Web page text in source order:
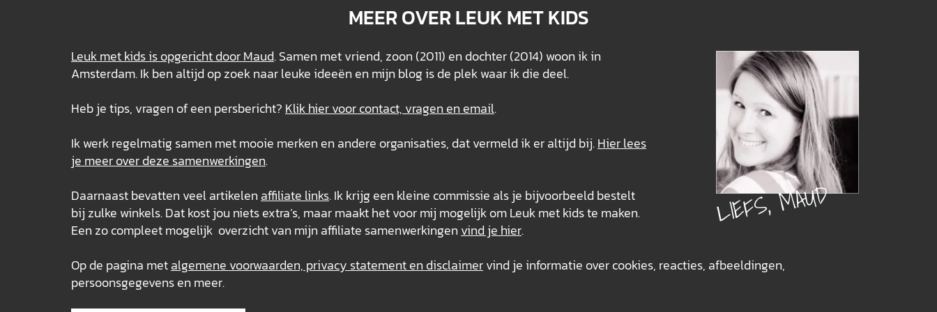
MEER OVER LEUK MET KIDS
LIEFS, MAUD
Leuk met kids is opgericht door Maud. Samen met vriend, zoon (2011) en dochter (2014) woon ik in
Amsterdam. Ik ben altijd op zoek naar leuke ideeën en mijn blog is de plek waar ik die deel.
Heb je tips, vragen of een persbericht? Klik hier voor contact, vragen en email.
Ik werk regelmatig samen met mooie merken en andere organisaties, dat vermeld ik er altijd bij.Hier lees
je meer over deze samenwerkingen.
Daarnaast bevatten veel artikelen affiliate links. Ik krijg een kleine commissie als je bijvoorbeeld bestelt
bij zulke winkels. Dat kost jou niets extra’s, maar maakt het voor mij mogelijk om Leuk met kids te maken.
Een zo compleet mogelijk overzicht van mijn affiliate samenwerkingen vind je hier.
Op de pagina metalgemene voorwaarden, privacy statement en disclaimervind je informatie over cookies, reacties, afbeeldingen,
persoonsgegevens en meer.